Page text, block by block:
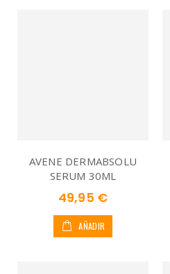
AVENE DERMABSOLU
SERUM 30ML
49,95 €
AÑADIR